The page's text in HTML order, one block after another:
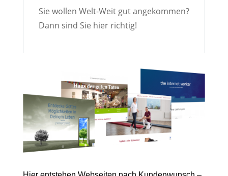
Sie wollen Welt-Weit gut angekommen?
Dann sind Sie hier richtig!